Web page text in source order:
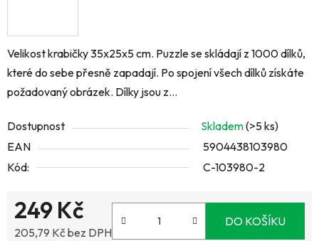
Velikost krabičky 35x25x5 cm. Puzzle se skládají z 1000 dílků,
které do sebe přesně zapadají. Po spojení všech dílků získáte
požadovaný obrázek. Dílky jsou z...
Dostupnost Skladem(>5 ks)
EAN
5904438103980
Kód:
C-103980-2
249 Kč
205,79 Kč bez DPH
DO KOŠÍKU